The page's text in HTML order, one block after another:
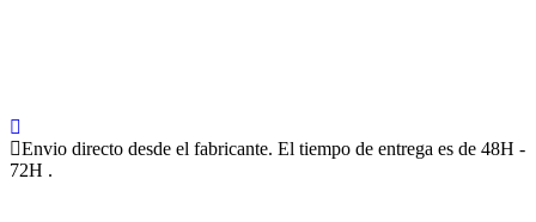
Envio directo desde el fabricante. El tiempo de entrega es de 48H -
72H .